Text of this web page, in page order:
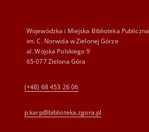
Wojewódzka i Miejska Biblioteka Publiczna
im. C. Norwida w Zielonej Górze
al. Wojska Polskiego 9
65-077 Zielona Góra
(+48) 68 453 26 06
p.karp@biblioteka.zgora.pl